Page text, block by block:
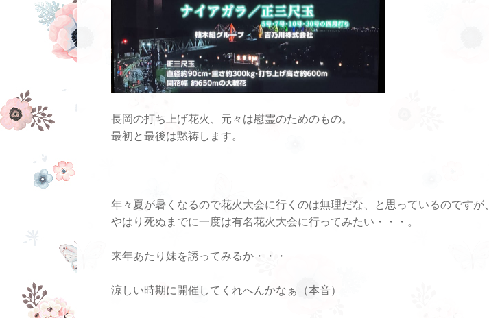
長岡の打ち上げ花火、元々は慰霊のためのもの。
最初と最後は黙祷します。
年々夏が暑くなるので花火大会に行くのは無理だな、と思っているのですが、
やはり死ぬまでに一度は有名花火大会に行ってみたい・・・。
来年あたり妹を誘ってみるか・・・
涼しい時期に開催してくれへんかなぁ（本音）